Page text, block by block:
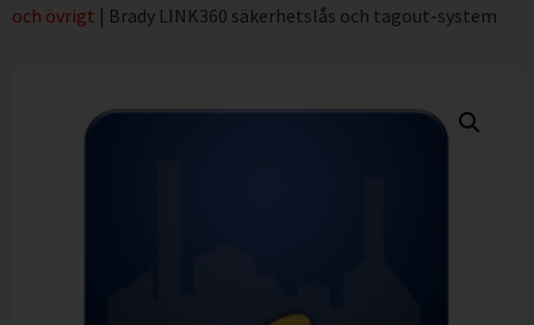
och övrigt | Brady LINK360 säkerhetslås och tagout-system